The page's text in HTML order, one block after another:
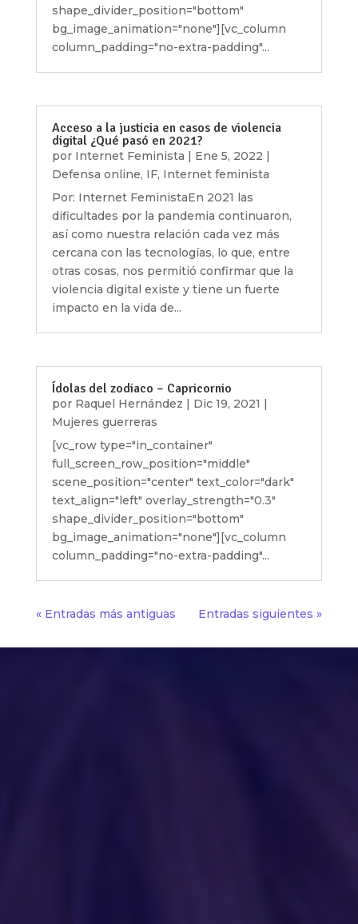
shape_divider_position="bottom"
bg_image_animation="none"][vc_column
column_padding="no-extra-padding"...
Acceso a la justicia en casos de violencia
digital ¿Qué pasó en 2021?
por Internet Feminista | Ene 5, 2022 |
Defensa online, IF, Internet feminista
Por: Internet FeministaEn 2021 las
dificultades por la pandemia continuaron,
así como nuestra relación cada vez más
cercana con las tecnologías, lo que, entre
otras cosas, nos permitió confirmar que la
violencia digital existe y tiene un fuerte
impacto en la vida de...
Ídolas del zodiaco – Capricornio
por Raquel Hernández | Dic 19, 2021 |
Mujeres guerreras
[vc_row type="in_container"
full_screen_row_position="middle"
scene_position="center" text_color="dark"
text_align="left" overlay_strength="0.3"
shape_divider_position="bottom"
bg_image_animation="none"][vc_column
column_padding="no-extra-padding"...
« Entradas más antiguas Entradas siguientes »